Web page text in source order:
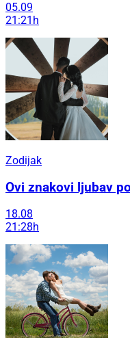
05.09
21:21h
Zodijak
Ovi znakovi ljubav
18.08
21:28h